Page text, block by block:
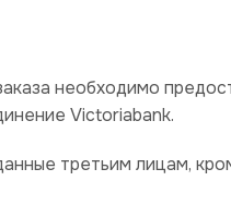
необходимо
Victoriabank.
третьим лицам,